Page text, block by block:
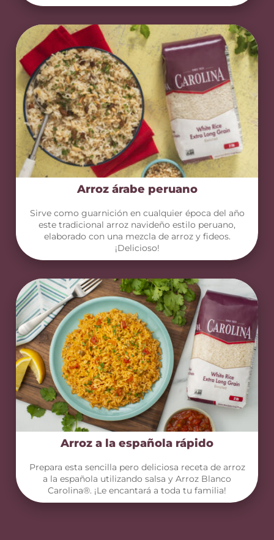
Arroz árabe peruano
Sirve como guarnición en cualquier época del año
este tradicional arroz navideño estilo peruano,
elaborado con una mezcla de arroz y fideos.
¡Delicioso!
Arroz a la española rápido
Prepara esta sencilla pero deliciosa receta de arroz
a la española utilizando salsa y Arroz Blanco
Carolina®. ¡Le encantará a toda tu familia!